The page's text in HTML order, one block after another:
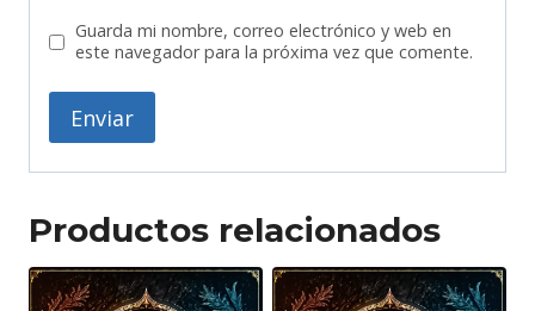
Guarda mi nombre, correo electrónico y web en
este navegador para la próxima vez que comente.
Productos relacionados